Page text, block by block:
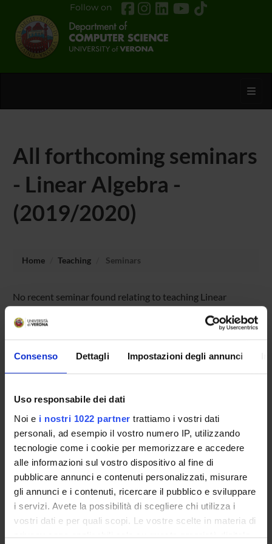
Consenso Dettagli Impostazioni degli annunci
Uso responsabile dei dati
Noi e i nostri 1022 partner trattiamo i vostri dati
personali, ad esempio il vostro numero IP, utilizzando
tecnologie come i cookie per memorizzare e accedere
alle informazioni sul vostro dispositivo al fine di
pubblicare annunci e contenuti personalizzati, misurare
gli annunci e i contenuti, ricercare il pubblico e sviluppare
i servizi. Avete la possibilità di scegliere chi utilizza i
vostri dati e per quali scopi. Le vostre scelte in materia di
privacy sono applicabili solo su questa proprietà digitale
Follow on
All forthcoming seminars
- Linear Algebra -
(2019/2020)
Home Teaching Seminars
No recent seminar found relating to teaching Linear
Algebra.
PHD PROGRAMMES AND POSTGRADUATE
TRAINING
Contacts
People
Places
Calendar